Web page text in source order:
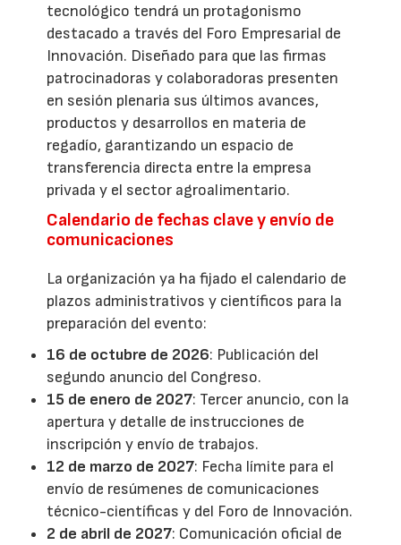
tecnológico tendrá un protagonismo
destacado a través del Foro Empresarial de
Innovación. Diseñado para que las firmas
patrocinadoras y colaboradoras presenten
en sesión plenaria sus últimos avances,
productos y desarrollos en materia de
regadío, garantizando un espacio de
transferencia directa entre la empresa
privada y el sector agroalimentario.
Calendario de fechas clave y envío de
comunicaciones
La organización ya ha fijado el calendario de
plazos administrativos y científicos para la
preparación del evento:
16 de octubre de 2026: Publicación del
segundo anuncio del Congreso.
15 de enero de 2027: Tercer anuncio, con la
apertura y detalle de instrucciones de
inscripción y envío de trabajos.
12 de marzo de 2027: Fecha límite para el
envío de resúmenes de comunicaciones
técnico-científicas y del Foro de Innovación.
2 de abril de 2027: Comunicación oficial de